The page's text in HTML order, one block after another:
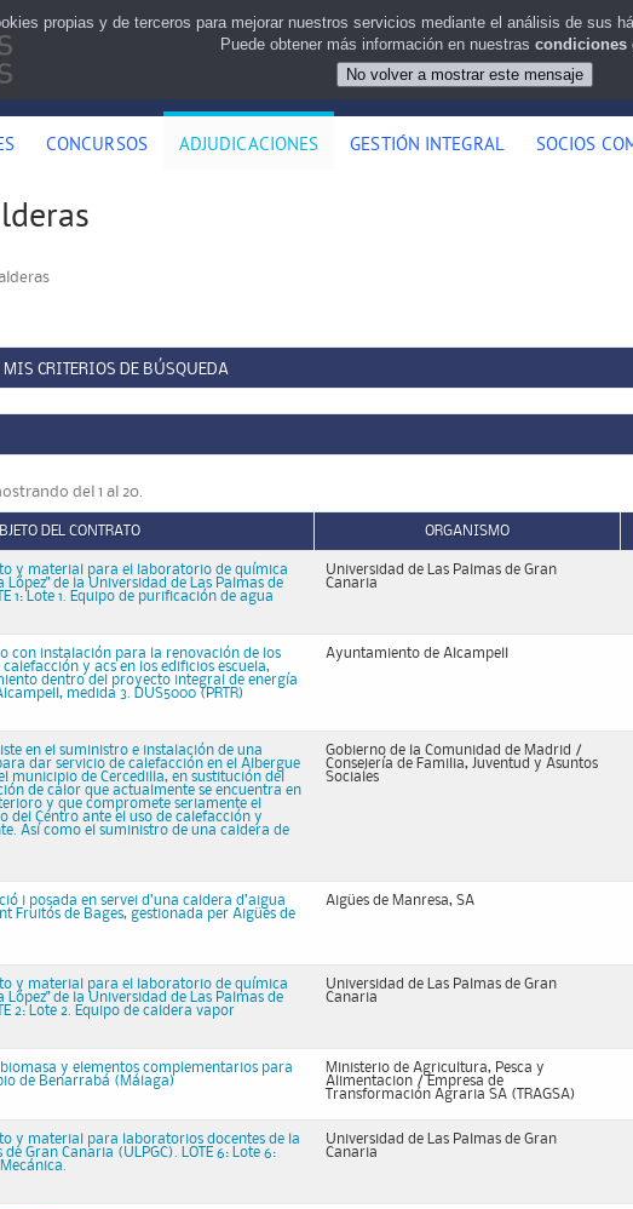
CONCURSOS ADJUDICACIONES GESTIÓN INTEGRAL SOCIOS
CRITERIOS DE BÚSQUEDA
del 1 al 20.
DEL CONTRATO ORGANISMO
y material para el laboratorio de química
de la Universidad de Las Palmas de
1: Lote 1. Equipo de purificación de agua
Universidad de Las Palmas de Gran
Canaria
con instalación para la renovación de los
y acs en los edificios escuela,
dentro del proyecto integral de energía
medida 3. DUS5000 (PRTR)
Ayuntamiento de Alcampell
en el suministro e instalación de una
dar servicio de calefacción en el Albergue
municipio de Cercedilla, en sustitución del
de calor que actualmente se encuentra en
y que compromete seriamente el
del Centro ante el uso de calefacción y
Así como el suministro de una caldera de
Gobierno de la Comunidad de Madrid /
Consejería de Familia, Juventud y Asuntos
Sociales
i posada en servei d’una caldera d’aigua
Fruitós de Bages, gestionada per Aigües de
Aigües de Manresa, SA
y material para el laboratorio de química
de la Universidad de Las Palmas de
2: Lote 2. Equipo de caldera vapor
Universidad de Las Palmas de Gran
Canaria
y elementos complementarios para
de Benarrabá (Málaga)
Ministerio de Agricultura, Pesca y
Alimentacion / Empresa de
Transformación Agraria SA (TRAGSA)
y material para laboratorios docentes de la
Gran Canaria (ULPGC). LOTE 6: Lote 6:
Universidad de Las Palmas de Gran
Canaria
propias y de terceros para mejorar nuestros servicios mediante el análisis de sus
Puede obtener más información en nuestras condiciones